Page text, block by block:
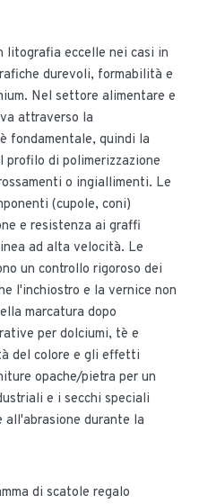
litografia eccelle nei casi in
durevoli, formabilità e
Nel settore alimentare e
attraverso la
fondamentale, quindi la
profilo di polimerizzazione
o ingiallimenti. Le
(cupole, coni)
e resistenza ai graffi
ad alta velocità. Le
un controllo rigoroso dei
l'inchiostro e la vernice non
marcatura dopo
per dolciumi, tè e
del colore e gli effetti
opache/pietra per un
e i secchi speciali
all'abrasione durante la
di scatole regalo